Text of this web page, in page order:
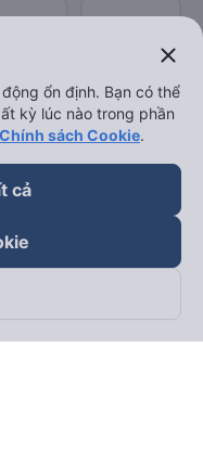
close
ổn định. Bạn có thể
kỳ lúc nào trong phần
Chính sách Cookie.
cả